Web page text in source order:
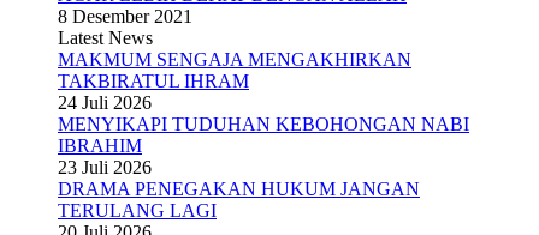
8 Desember 2021
Latest News
MAKMUM SENGAJA MENGAKHIRKAN
TAKBIRATUL IHRAM
24 Juli 2026
MENYIKAPI TUDUHAN KEBOHONGAN NABI
IBRAHIM
23 Juli 2026
DRAMA PENEGAKAN HUKUM JANGAN
TERULANG LAGI